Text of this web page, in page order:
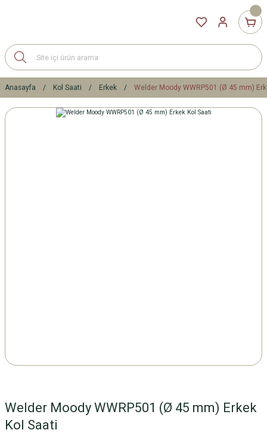
Anasayfa Kol Saati Erkek Welder Moody WWRP501 (Ø 45 mm)
Welder Moody WWRP501 (Ø 45 mm) Erkek
Kol Saati